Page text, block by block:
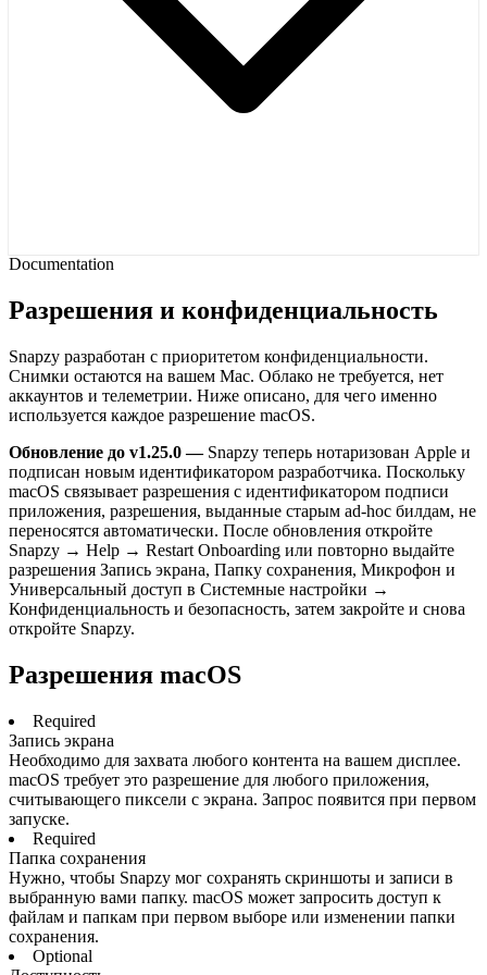
Documentation
Разрешения и конфиденциальность
Snapzy разработан с приоритетом конфиденциальности.
Снимки остаются на вашем Mac. Облако не требуется, нет
аккаунтов и телеметрии. Ниже описано, для чего именно
используется каждое разрешение macOS.
Обновление до v1.25.0 —Snapzy теперь нотаризован Apple и
подписан новым идентификатором разработчика. Поскольку
macOS связывает разрешения с идентификатором подписи
приложения, разрешения, выданные старым ad-hoc билдам, не
переносятся автоматически. После обновления откройте
Snapzy → Help → Restart Onboarding или повторно выдайте
разрешения Запись экрана, Папку сохранения, Микрофон и
Универсальный доступ в Системные настройки →
Конфиденциальность и безопасность, затем закройте и снова
откройте Snapzy.
Разрешения macOS
Required
Запись экрана
Необходимо для захвата любого контента на вашем дисплее.
macOS требует это разрешение для любого приложения,
считывающего пиксели с экрана. Запрос появится при первом
запуске.
Required
Папка сохранения
Нужно, чтобы Snapzy мог сохранять скриншоты и записи в
выбранную вами папку. macOS может запросить доступ к
файлам и папкам при первом выборе или изменении папки
сохранения.
Optional